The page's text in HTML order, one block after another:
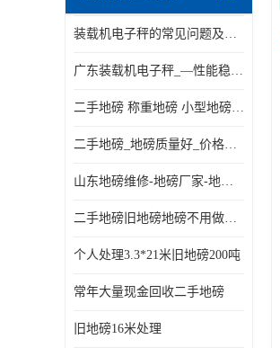
装载机电子秤的常见问题及解决方法介绍
广东装载机电子秤_—性能稳定—操作简单—品质可靠
二手地磅 称重地磅 小型地磅 一百吨地磅
二手地磅_地磅质量好_价格便宜这里找【地磅行家】
山东地磅维修-地磅厂家-地磅价格-二手地磅
二手地磅旧地磅地磅不用做地基
个人处理3.3*21米旧地磅200吨
常年大量现金回收二手地磅
旧地磅16米处理